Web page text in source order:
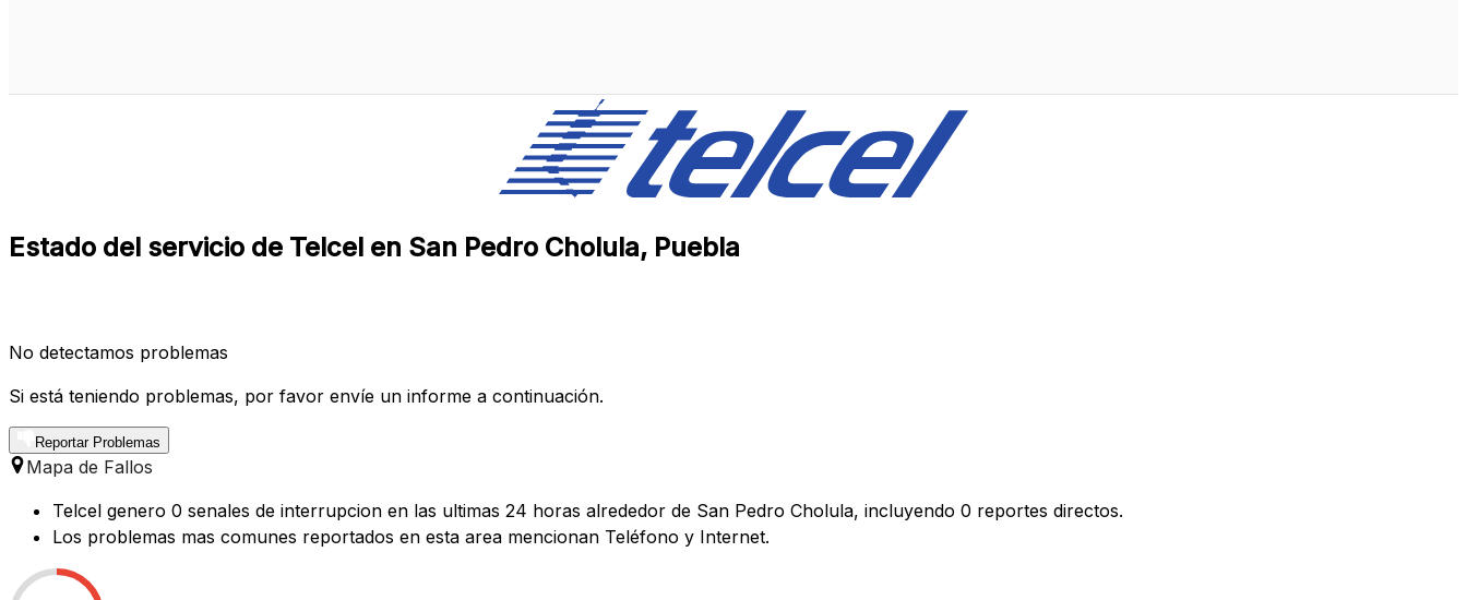
Estado del servicio de Telcel en San Pedro Cholula, Puebla
No detectamos problemas
Si está teniendo problemas, por favor envíe un informe a continuación.
Reportar Problemas
Mapa de Fallos
Telcel genero 0 senales de interrupcion en las ultimas 24 horas alrededor de San Pedro Cholula, incluyendo 0 reportes directos.
Los problemas mas comunes reportados en esta area mencionan Teléfono y Internet.